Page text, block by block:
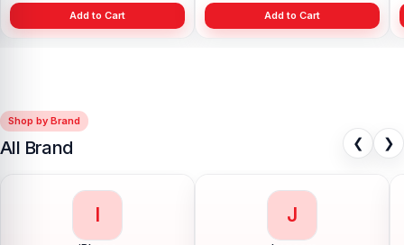
Add to Cart Add to Cart
Shop by Brand
All Brand ❮ ❯
I J